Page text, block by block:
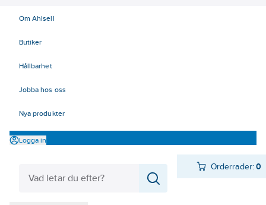
Om Ahlsell
Butiker
Hållbarhet
Jobba hos oss
Nya produkter
Logga in
Orderrader:0